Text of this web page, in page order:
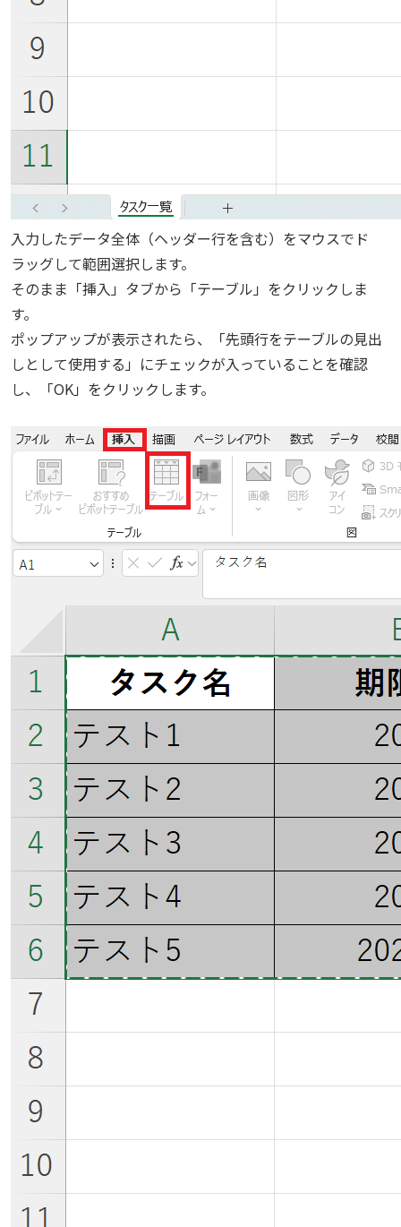
入力したデータ全体（ヘッダー行を含む）をマウスでド
ラッグして範囲選択します。
そのまま「挿入」タブから「テーブル」をクリックしま
す。
ポップアップが表示されたら、「先頭行をテーブルの見出
しとして使用する」にチェックが入っていることを確認
し、「OK」をクリックします。